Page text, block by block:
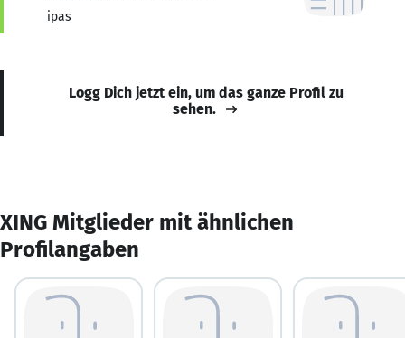
ipas
Logg Dich jetzt ein, um das ganze Profil zu
sehen.
XING Mitglieder mit ähnlichen
Profilangaben